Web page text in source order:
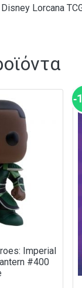
Lorcana
Imperial
#400